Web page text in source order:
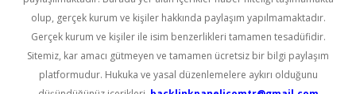
olup, gerçek kurum ve kişiler hakkında paylaşım yapılmamaktadır.
Gerçek kurum ve kişiler ile isim benzerlikleri tamamen tesadüfidir.
Sitemiz, kar amacı gütmeyen ve tamamen ücretsiz bir bilgi paylaşım
platformudur. Hukuka ve yasal düzenlemelere aykırı olduğunu